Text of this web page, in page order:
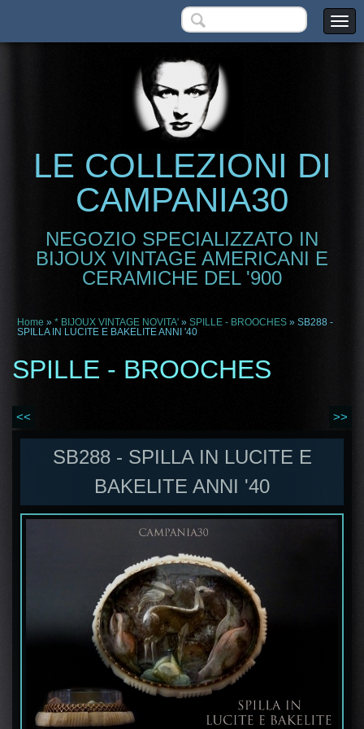
LE COLLEZIONI DI
CAMPANIA30
NEGOZIO SPECIALIZZATO IN
BIJOUX VINTAGE AMERICANI E
CERAMICHE DEL '900
Home » * BIJOUX VINTAGE NOVITA' » SPILLE - BROOCHES » SB288 -
SPILLA IN LUCITE E BAKELITE ANNI '40
SPILLE - BROOCHES
<< >>
SB288 - SPILLA IN LUCITE E
BAKELITE ANNI '40